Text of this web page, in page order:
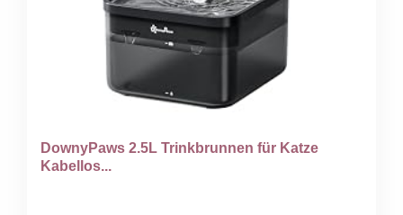
DownyPaws 2.5L Trinkbrunnen für Katze
Kabellos...